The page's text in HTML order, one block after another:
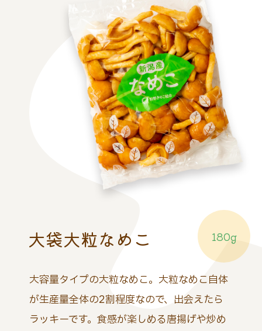
180g
大袋大粒なめこ
大容量タイプの大粒なめこ。大粒なめこ自体
が生産量全体の2割程度なので、出会えたら
ラッキーです。食感が楽しめる唐揚げや炒め